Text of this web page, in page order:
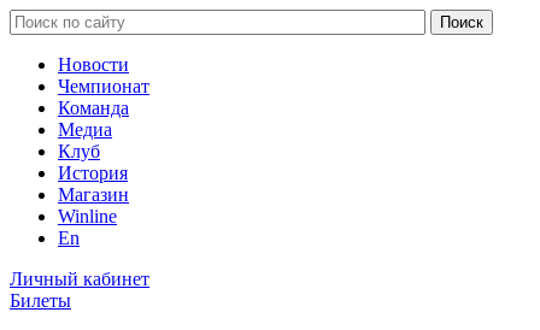
Новости
Чемпионат
Команда
Медиа
Клуб
История
Магазин
Winline
En
Личный кабинет
Билеты